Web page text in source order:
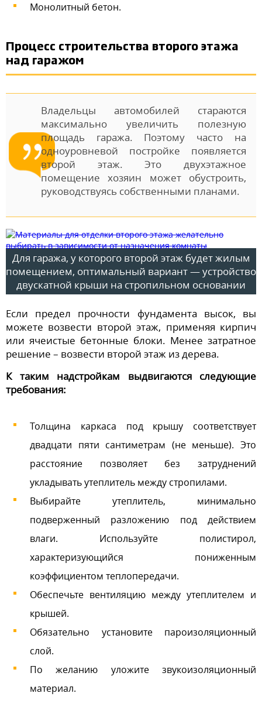
Монолитный бетон.
Процесс строительства второго этажа
над гаражом
Владельцы автомобилей стараются
максимально увеличить полезную
площадь гаража. Поэтому часто на
одноуровневой постройке появляется
второй этаж. Это двухэтажное
помещение хозяин может обустроить,
руководствуясь собственными планами.
Для гаража, у которого второй этаж будет жилым
помещением, оптимальный вариант — устройство
двускатной крыши на стропильном основании
Если предел прочности фундамента высок, вы
можете возвести второй этаж, применяя кирпич
или ячеистые бетонные блоки. Менее затратное
решение – возвести второй этаж из дерева.
К таким надстройкам выдвигаются следующие
требования:
Толщина каркаса под крышу соответствует
двадцати пяти сантиметрам (не меньше). Это
расстояние позволяет без затруднений
укладывать утеплитель между стропилами.
Выбирайте утеплитель, минимально
подверженный разложению под действием
влаги. Используйте полистирол,
характеризующийся пониженным
коэффициентом теплопередачи.
Обеспечьте вентиляцию между утеплителем и
крышей.
Обязательно установите пароизоляционный
слой.
По желанию уложите звукоизоляционный
материал.